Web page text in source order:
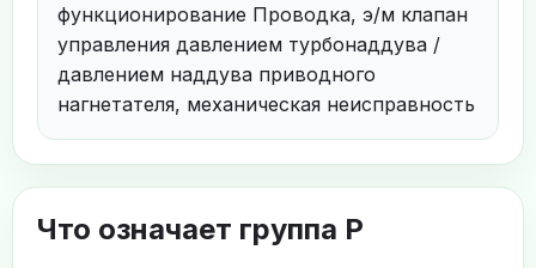
функционирование Проводка, э/м клапан
управления давлением турбонаддува /
давлением наддува приводного
нагнетателя, механическая неисправность
Что означает группа P